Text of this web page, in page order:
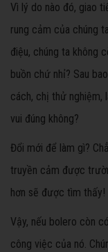
Vì lý do nào đó, giao
rung cảm của chúng
điệu, chúng ta không
buồn chứ nhỉ? Sau
cách, chị thử nghiệm,
vui đúng không?
Đổi mới để làm gì?
truyền cảm được
hơn sẽ được tìm thấy!
Vậy, nếu bolero còn
công việc của nó.